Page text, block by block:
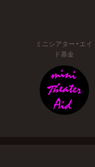
ミニシアター・エイ
ド基金